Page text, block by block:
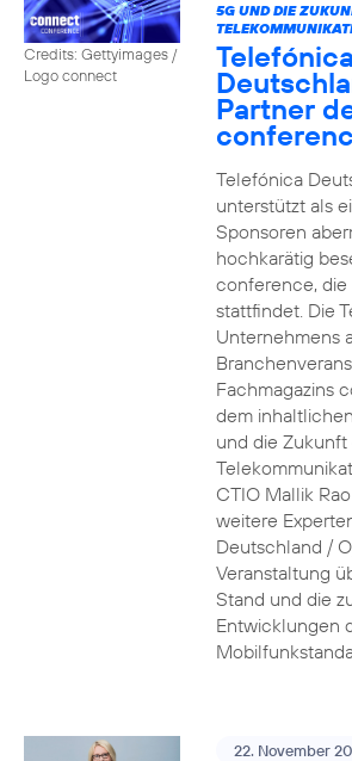
Credits: Gettyimages /
Logo connect
5G UND DIE
Telefónica
Partner
Telefónica
unterstützt als
Sponsoren
hochkarätig
conference, die
stattfindet. Die
Unternehmens
Fachmagazins
dem
und die Zukunft
CTIO Mallik
weitere
Deutschland / O
Veranstaltung
Stand und die
Entwicklungen
22. November